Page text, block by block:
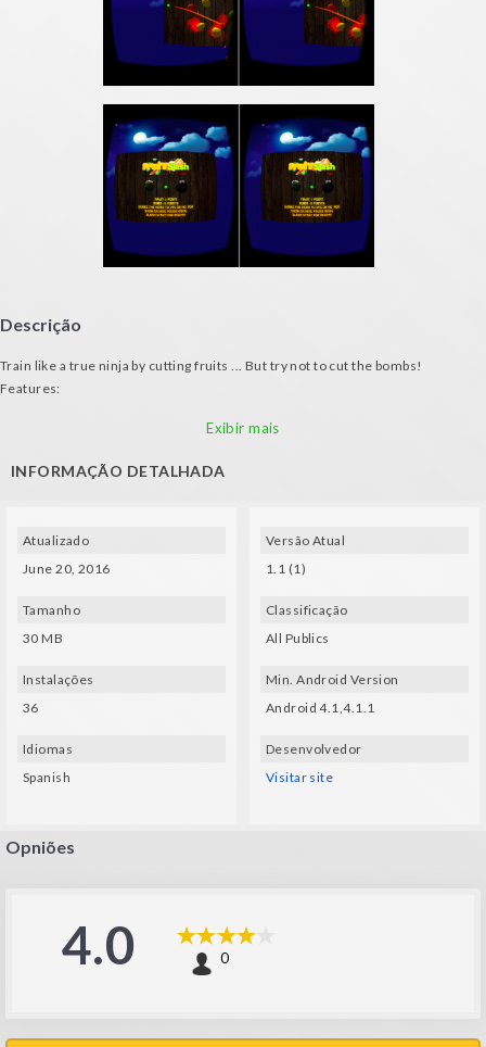
Descrição
Train like a true ninja by cutting fruits ... But try not to cut the bombs!
Features:
- Cutting fruits adds 1 point, cutting bombs subtracts 5 points
Exibir mais
INFORMAÇÃO DETALHADA
Atualizado
June 20, 2016
Tamanho
30 MB
Instalações
36
Idiomas
Spanish
Versão Atual
1.1 (1)
Classificação
All Publics
Min. Android Version
Android 4.1,4.1.1
Desenvolvedor
Visitar site
Opniões
4.0 0